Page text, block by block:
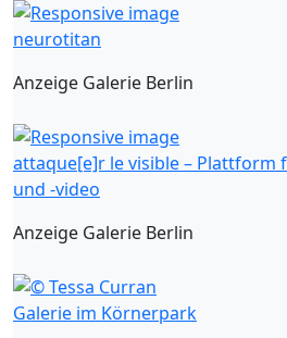
neurotitan
Anzeige Galerie Berlin
attaque[e]r le visible – Plattform
und -video
Anzeige Galerie Berlin
Galerie im Körnerpark